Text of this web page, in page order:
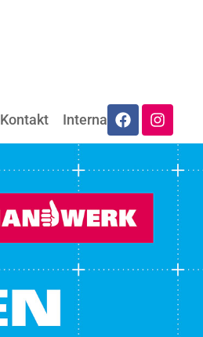
Kontakt Internat